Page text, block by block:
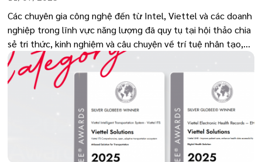
Các chuyên gia công nghệ đến từ Intel, Viettel và các doanh
nghiệp trong lĩnh vực năng lượng đã quy tụ tại hội thảo chia
sẻ tri thức, kinh nghiệm và câu chuyện về trí tuệ nhân tạo,
quản trị dữ liệu lớn và hạ tầng Cloud, bệ phóng số cho năng
lượng thông minh